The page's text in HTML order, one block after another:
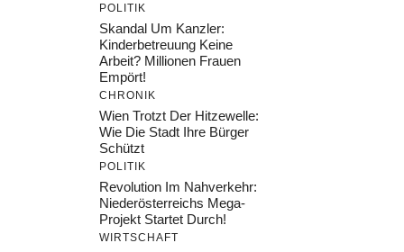
POLITIK
Skandal Um Kanzler:
Kinderbetreuung Keine
Arbeit? Millionen Frauen
Empört!
CHRONIK
Wien Trotzt Der Hitzewelle:
Wie Die Stadt Ihre Bürger
Schützt
POLITIK
Revolution Im Nahverkehr:
Niederösterreichs Mega-
Projekt Startet Durch!
WIRTSCHAFT